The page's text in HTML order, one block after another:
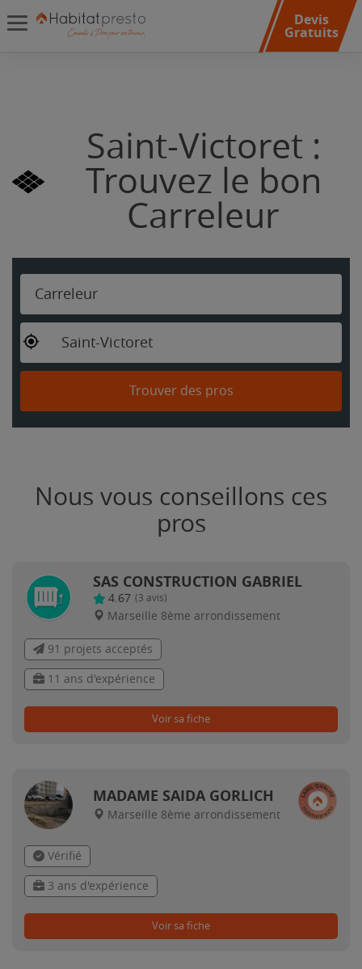
Devis
Gratuits
Saint-Victoret :
Trouvez le bon
Carreleur
Carreleur
Saint-Victoret
Trouver des pros
Nous vous conseillons ces
pros
SAS CONSTRUCTION GABRIEL
4.67 (3 avis)
Marseille 8ème arrondissement
91 projets acceptés
11 ans d'expérience
Voir sa fiche
MADAME SAIDA GORLICH
Marseille 8ème arrondissement
Vérifié
3 ans d'expérience
Voir sa fiche